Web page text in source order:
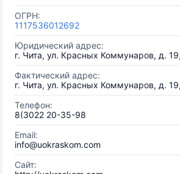
ОГРН:
1117536012692
Юридический адрес:
г. Чита, ул. Красных Коммунаров, д.
Фактический адрес:
г. Чита, ул. Красных Коммунаров, д.
Телефон:
8(3022 20-35-98
Email:
info@uokraskom.com
Сайт: